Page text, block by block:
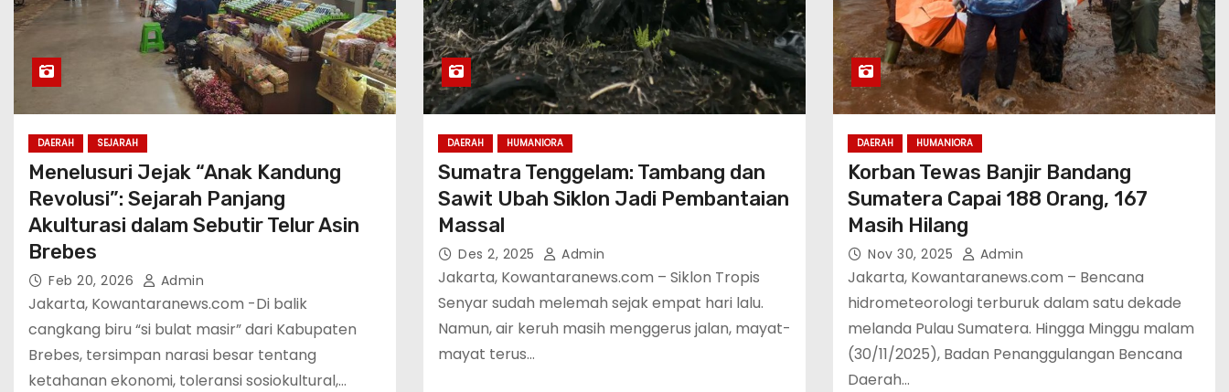
DAERAH SEJARAH
Menelusuri Jejak “Anak Kandung
Revolusi”: Sejarah Panjang
Akulturasi dalam Sebutir Telur Asin
Brebes
Feb 20, 2026 Admin
Jakarta, Kowantaranews.com -Di balik
cangkang biru “si bulat masir” dari Kabupaten
Brebes, tersimpan narasi besar tentang
ketahanan ekonomi, toleransi sosiokultural,…
DAERAH HUMANIORA
Sumatra Tenggelam: Tambang dan
Sawit Ubah Siklon Jadi Pembantaian
Massal
Des 2, 2025 Admin
Jakarta, Kowantaranews.com – Siklon Tropis
Senyar sudah melemah sejak empat hari lalu.
Namun, air keruh masih menggerus jalan, mayat-
mayat terus…
DAERAH HUMANIORA
Korban Tewas Banjir Bandang
Sumatera Capai 188 Orang, 167
Masih Hilang
Nov 30, 2025 Admin
Jakarta, Kowantaranews.com – Bencana
hidrometeorologi terburuk dalam satu dekade
melanda Pulau Sumatera. Hingga Minggu malam
(30/11/2025), Badan Penanggulangan Bencana
Daerah…